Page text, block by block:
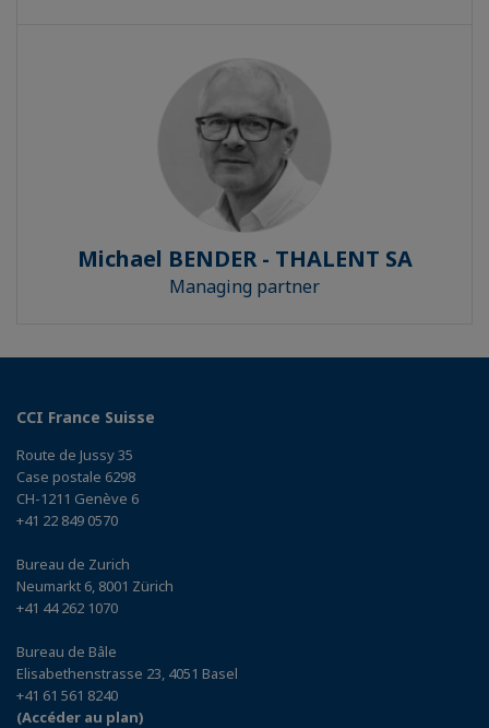
Michael BENDER - THALENT SA
Managing partner
CCI France Suisse
Route de Jussy 35
Case postale 6298
CH-1211 Genève 6
+41 22 849 0570
Bureau de Zurich
Neumarkt 6, 8001 Zürich
+41 44 262 1070
Bureau de Bâle
Elisabethenstrasse 23, 4051 Basel
+41 61 561 8240
(Accéder au plan)